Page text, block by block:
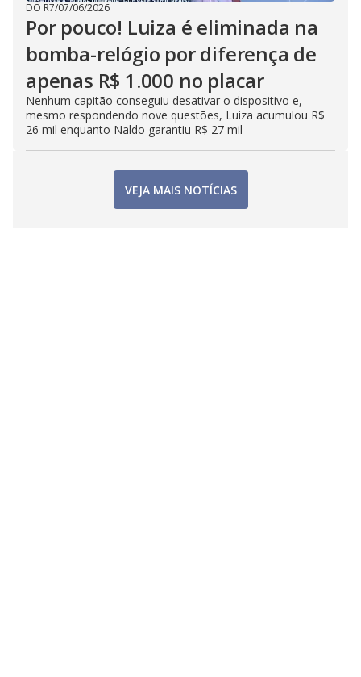
DO R7/07/06/2026
Por pouco! Luiza é eliminada na
bomba-relógio por diferença de
apenas R$ 1.000 no placar
Nenhum capitão conseguiu desativar o dispositivo e,
mesmo respondendo nove questões, Luiza acumulou R$
26 mil enquanto Naldo garantiu R$ 27 mil
VEJA MAIS NOTÍCIAS